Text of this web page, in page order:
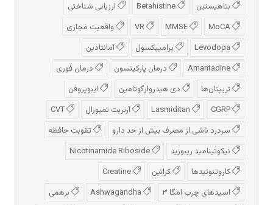
بتاهیستین
ارزیابی شناختی
واقعیت مجازی
پرامیپکسول
آمانتادین
درمان پارکینسون
درمان فوری
تریپتان‌ها
دی هیدروارگوتامین
ایبوپروفن
آرتریت تمپورال
سردرد ناشی از مصرف بیش از حد دارو
تقویت حافظه
نیکوتینامید ریبوزید
کاروتنوئیدها
کراتین
اسیدهای چرب امگا ۳
برهمی